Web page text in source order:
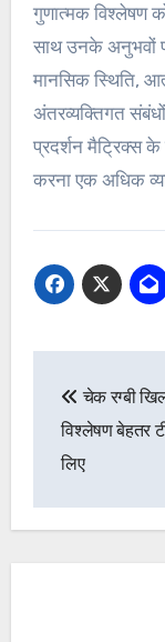
गुणात्मक विश्लेषण
साथ उनके अनुभवों
मानसिक स्थिति,
अंतरव्यक्तिगत
प्रदर्शन मैट्रिक्स के
करना एक अधिक
चेक रग्बी
विश्लेषण बेहतर
लिए